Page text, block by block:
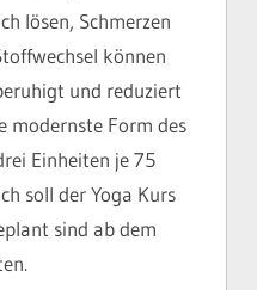
lösen, Schmerzen
können
und reduziert
modernste Form des
Einheiten je 75
soll der Yoga Kurs
sind ab dem